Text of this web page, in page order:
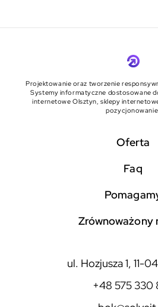
Projektowanie oraz tworzenie
Systemy informatyczne dostosowane
internetowe Olsztyn, sklepy
Oferta
faq
zrównoważony
ul. Hozjusza 1, 11-
+48 575 330